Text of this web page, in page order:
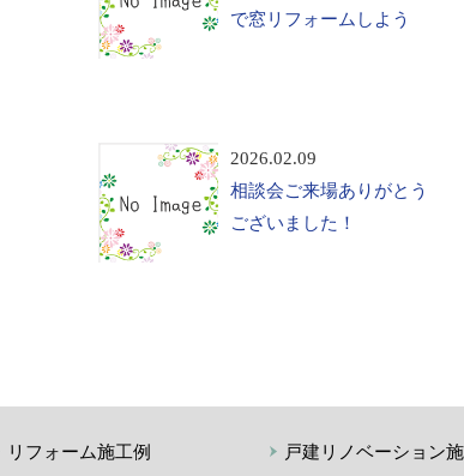
で窓リフォームしよう
2026.02.09
相談会ご来場ありがとう
ございました！
リフォーム施工例 戸建リノベーション